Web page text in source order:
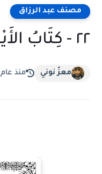
مصنف عبد الرزاق
٢٢ - كِتَابُ الأَيْمَانِ والنُّذُورِ (١)
معزّ نوني منذ عام